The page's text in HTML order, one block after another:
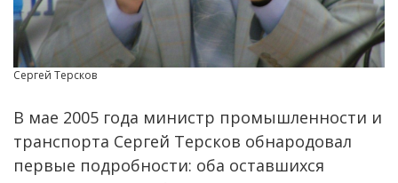
Сергей Терсков
В мае 2005 года министр промышленности и
транспорта Сергей Терсков обнародовал
первые подробности: оба оставшихся